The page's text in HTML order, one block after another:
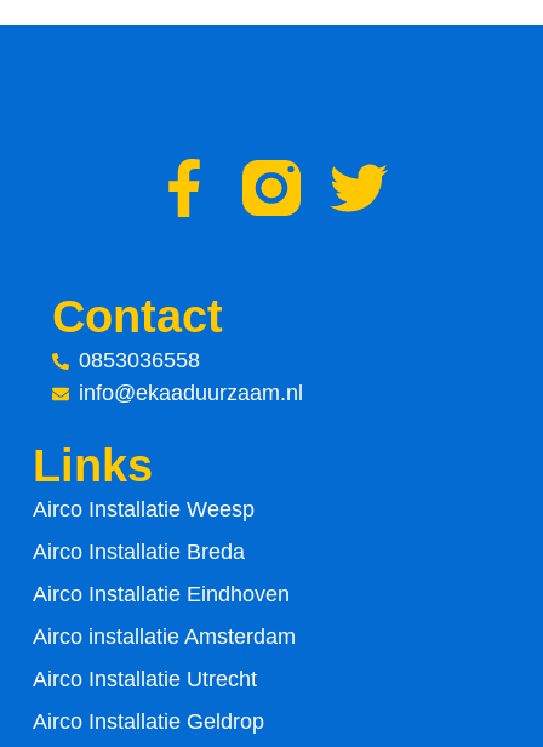
F
c
e
b
o
k
-
f
T
Contact
0853036558
info@ekaaduurzaam.nl
Links
Airco Installatie Weesp
Airco Installatie Breda
Airco Installatie Eindhoven
Airco installatie Amsterdam
Airco Installatie Utrecht
Airco Installatie Geldrop